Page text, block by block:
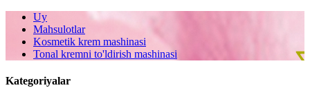
Uy
Mahsulotlar
Kosmetik krem ​​mashinasi
Tonal kremni to'ldirish mashinasi
Kategoriyalar